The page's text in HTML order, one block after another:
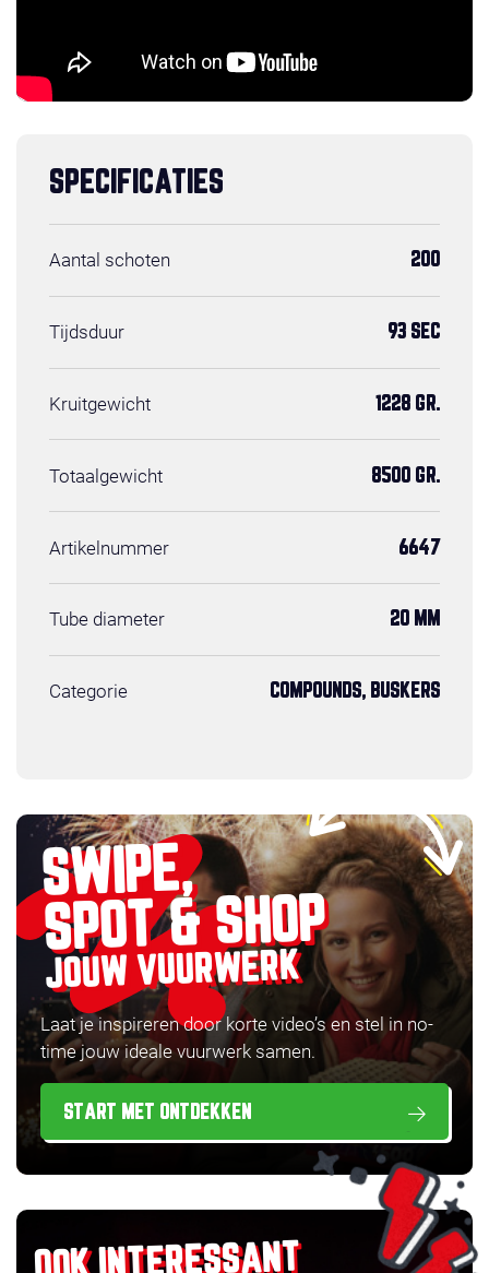
SPECIFICATIES
Aantal schoten 200
Tijdsduur 93 SEC
Kruitgewicht 1228 GR.
Totaalgewicht 8500 GR.
Artikelnummer 6647
Tube diameter 20 MM
Categorie COMPOUNDS, BUSKERS
SWIPE,
SPOT & SHOP
JOUW VUURWERK
Laat je inspireren door korte video’s en stel in no-
time jouw ideale vuurwerk samen.
START MET ONTDEKKEN
OOK INTERESSANT